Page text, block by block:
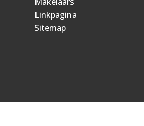
Linkpagina
Sitemap